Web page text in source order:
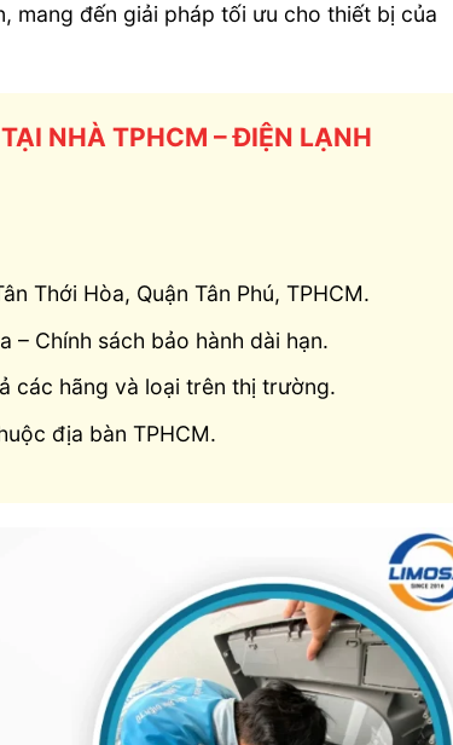
mang đến giải pháp tối ưu cho thiết bị của
NHÀ TPHCM – ĐIỆN LẠNH
Thới Hòa, Quận Tân Phú, TPHCM.
– Chính sách bảo hành dài hạn.
các hãng và loại trên thị trường.
địa bàn TPHCM.